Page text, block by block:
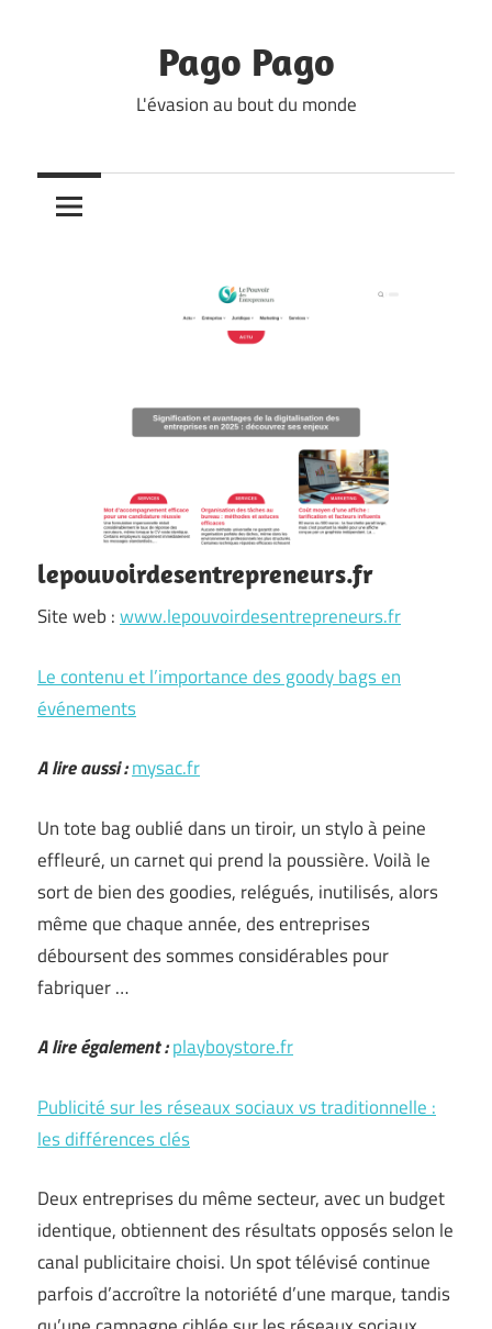
Pago Pago
L'évasion au bout du monde
lepouvoirdesentrepreneurs.fr
Site web :www.lepouvoirdesentrepreneurs.fr
Le contenu et l’importance des goody bags en
événements
A lire aussi :mysac.fr
Un tote bag oublié dans un tiroir, un stylo à peine
effleuré, un carnet qui prend la poussière. Voilà le
sort de bien des goodies, relégués, inutilisés, alors
même que chaque année, des entreprises
déboursent des sommes considérables pour
fabriquer …
A lire également :playboystore.fr
Publicité sur les réseaux sociaux vs traditionnelle :
les différences clés
Deux entreprises du même secteur, avec un budget
identique, obtiennent des résultats opposés selon le
canal publicitaire choisi. Un spot télévisé continue
parfois d’accroître la notoriété d’une marque, tandis